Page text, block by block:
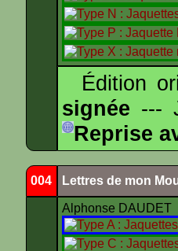
Édition
signée ---
Reprise
004 Lettres de mon
Alphonse DAUDET